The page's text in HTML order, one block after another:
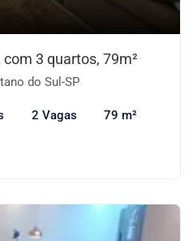
3 quartos, 79m²
do Sul-SP
2 Vagas 79 m²